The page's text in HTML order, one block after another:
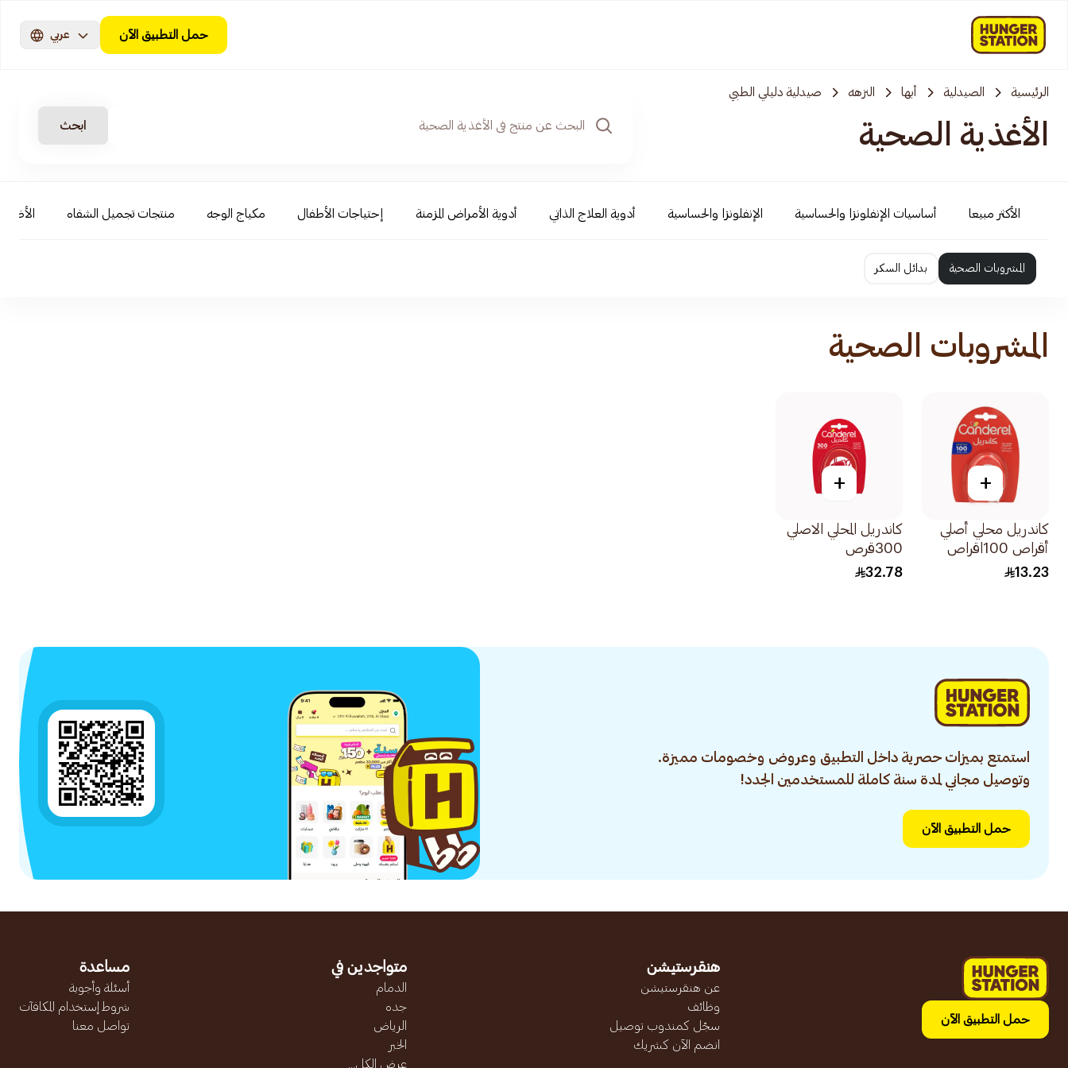
حمل التطبيق الآن عربي
الرئيسية الصيدلية أبها النزهه صيدلية دليلي الطبي
الأغذية الصحية ابحث
الأكثر مبيعا أساسيات الإنفلونزا والحساسية الإنفلونزا والحساسية أدوية العلاج الذاتي أدوية الأمراض المزمنة إحتياجات الأطفال مكياج الوجه منتجات تجميل الشفاه الأظافر
المشروبات الصحية بدائل السكر
المشروبات الصحية
+
كاندريل محلي أصلي
أقراص 100اقراص
13.23
+
كاندريل المحلي الاصلي
300قرص
32.78
استمتع بميزات حصرية داخل التطبيق وعروض وخصومات مميزة.
وتوصيل مجاني لمدة سنة كاملة للمستخدمين الجدد!
حمل التطبيق الآن
حمل التطبيق الآن
هنقرستيشن
عن هنقرستيشن
وظائف
سجّل كمندوب توصيل
انضم الآن كشريك
متواجدين في
الدمام
جده
الرياض
الخبر
عرض الكل...
مساعدة
أسئلة وأجوبة
شروط إستخدام المكافآت
تواصل معنا